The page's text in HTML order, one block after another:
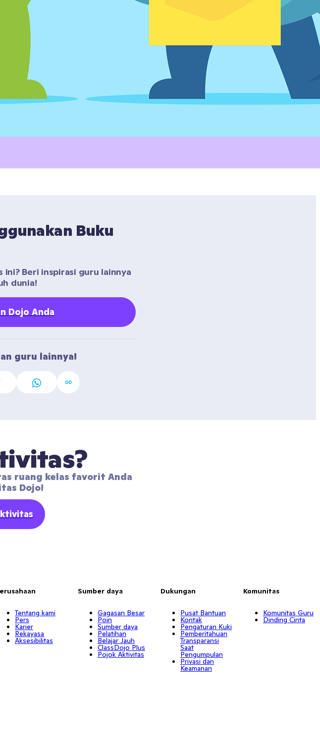
Buku
ini? Beri inspirasi guru lainnya
dunia!
Dojo Anda
guru lainnya!
ruang kelas favorit Anda
Dojo!
Tentang kami
Pers
Karier
Rekayasa
Aksesibilitas
Sumber daya
Gagasan Besar
Poin
Sumber daya
Pelatihan
Belajar Jauh
ClassDojo Plus
Pojok Aktivitas
Dukungan
Pusat Bantuan
Kontak
Pengaturan Kuki
Pemberitahuan
Transparansi
Saat
Pengumpulan
Privasi dan
Keamanan
Komunitas
Komunitas Guru
Dinding Cinta